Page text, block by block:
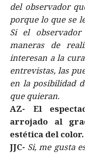
del observador
porque lo que se
Si el
maneras de
interesan a la
entrevistas, las
en la posibilidad
que quieran.
AZ-
El
arrojado al
estética del color.
JJC- Si, me gusta